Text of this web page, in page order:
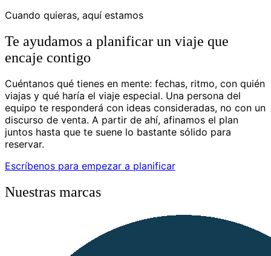
Cuando quieras, aquí estamos
Te ayudamos a planificar un viaje que
encaje contigo
Cuéntanos qué tienes en mente: fechas, ritmo, con quién
viajas y qué haría el viaje especial. Una persona del
equipo te responderá con ideas consideradas, no con un
discurso de venta. A partir de ahí, afinamos el plan
juntos hasta que te suene lo bastante sólido para
reservar.
Escríbenos para empezar a planificar
Nuestras marcas